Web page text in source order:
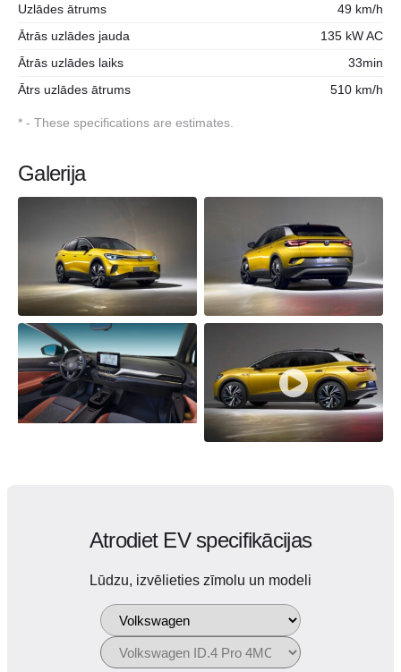
Uzlādes ātrums
49 km/h
Ātrās uzlādes jauda
135 kW AC
Ātrās uzlādes laiks
33min
Ātrs uzlādes ātrums
510 km/h
* - These specifications are estimates.
Galerija
Atrodiet EV specifikācijas
Lūdzu, izvēlieties zīmolu un modeli